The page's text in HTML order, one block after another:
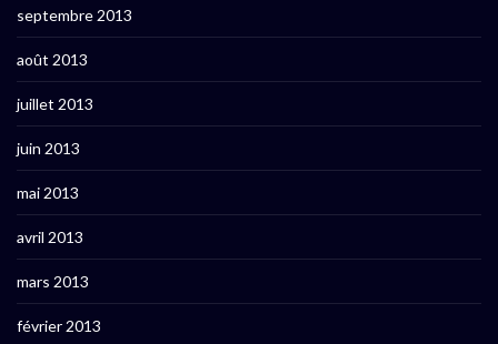
septembre 2013
août 2013
juillet 2013
juin 2013
mai 2013
avril 2013
mars 2013
février 2013